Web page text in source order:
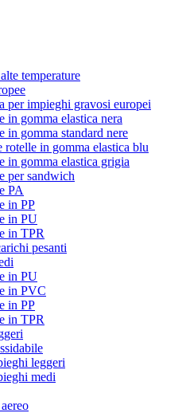
temperature
per impieghi gravosi europei
in gomma elastica nera
in gomma standard nere
rotelle in gomma elastica blu
in gomma elastica grigia
per sandwich
PA
in PP
in PU
in TPR
pesanti
in PU
in PVC
in PP
in TPR
leggeri
medi